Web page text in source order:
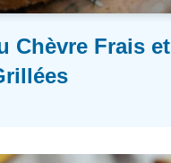
Chèvre Frais et